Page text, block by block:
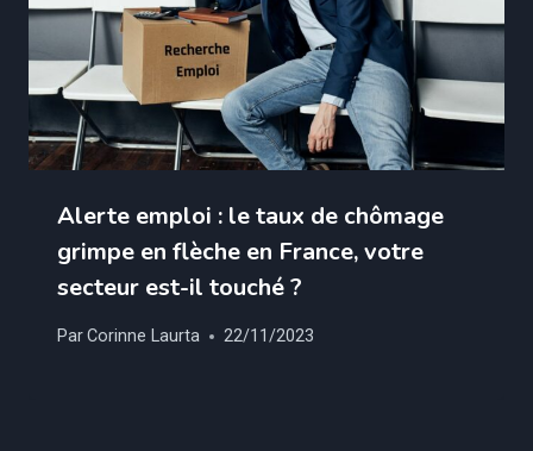
Alerte emploi : le taux de chômage
grimpe en flèche en France, votre
secteur est-il touché ?
ParCorinne Laurta 22/11/2023